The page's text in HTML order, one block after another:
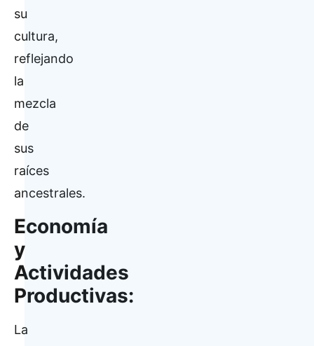
su
cultura,
reflejando
la
mezcla
de
sus
raíces
ancestrales.
Economía
y
Actividades
Productivas:
La